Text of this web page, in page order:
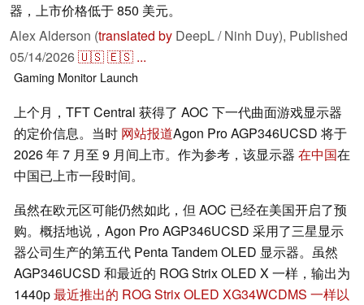
器，上市价格低于 850 美元。
Alex Alderson (translated by DeepL / Ninh Duy), Published
05/14/2026🇺🇸🇪🇸 ...
Gaming Monitor Launch
上个月，TFT Central 获得了 AOC 下一代曲面游戏显示器
的定价信息。当时 网站报道Agon Pro AGP346UCSD 将于
2026 年 7 月至 9 月间上市。作为参考，该显示器 在中国在
中国已上市一段时间。
虽然在欧元区可能仍然如此，但 AOC 已经在美国开启了预
购。概括地说，Agon Pro AGP346UCSD 采用了三星显示
器公司生产的第五代 Penta Tandem OLED 显示器。虽然
AGP346UCSD 和最近的 ROG Strix OLED X 一样，输出为
1440p最近推出的 ROG Strix OLED XG34WCDMS 一样以